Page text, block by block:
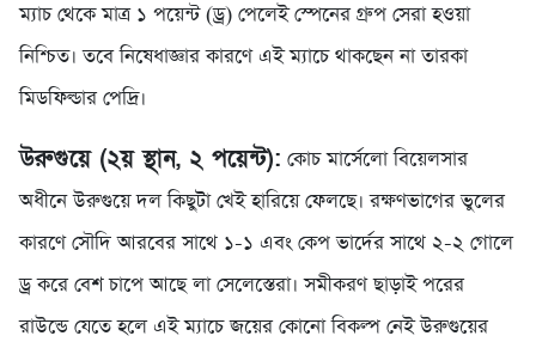
ম্যাচ থেকে মাত্র ১ পয়েন্ট (ড্র) পেলেই স্পেনের গ্রুপ সেরা হওয়া
নিশ্চিত। তবে নিষেধাজ্ঞার কারণে এই ম্যাচে থাকছেন না তারকা
মিডফিল্ডার পেদ্রি।
উরুগুয়ে (২য় স্থান, ২ পয়েন্ট): কোচ মার্সেলো বিয়েলসার
অধীনে উরুগুয়ে দল কিছুটা খেই হারিয়ে ফেলছে। রক্ষণভাগের ভুলের
কারণে সৌদি আরবের সাথে ১-১ এবং কেপ ভার্দের সাথে ২-২ গোলে
ড্র করে বেশ চাপে আছে লা সেলেস্তেরা। সমীকরণ ছাড়াই পরের
রাউন্ডে যেতে হলে এই ম্যাচে জয়ের কোনো বিকল্প নেই উরুগুয়ের